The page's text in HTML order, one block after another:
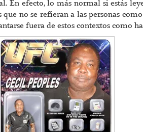
En efecto, lo más normal si estás
no se refieran a las personas como
fuera de estos contextos como